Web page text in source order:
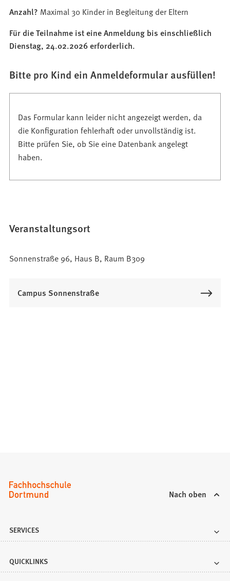
Anzahl? Maximal 30 Kinder in Begleitung der Eltern
Für die Teilnahme ist eine Anmeldung bis einschließlich
Dienstag, 24.02.2026 erforderlich.
Bitte pro Kind ein Anmeldeformular ausfüllen!
Das Formular kann leider nicht angezeigt werden, da
die Konfiguration fehlerhaft oder unvollständig ist.
Bitte prüfen Sie, ob Sie eine Datenbank angelegt
haben.
Veranstaltungsort
Sonnenstraße 96, Haus B, Raum B309
Campus Sonnenstraße
Nach oben
SERVICES
QUICKLINKS